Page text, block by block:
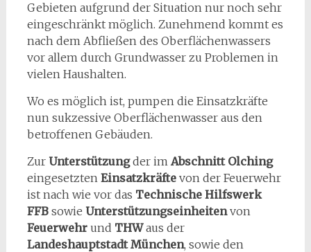
Gebieten aufgrund der Situation nur noch sehr
eingeschränkt möglich. Zunehmend kommt es
nach dem Abfließen des Oberflächenwassers
vor allem durch Grundwasser zu Problemen in
vielen Haushalten.
Wo es möglich ist, pumpen die Einsatzkräfte
nun sukzessive Oberflächenwasser aus den
betroffenen Gebäuden.
Zur Unterstützungder im Abschnitt Olching
eingesetzten Einsatzkräftevon der Feuerwehr
ist nach wie vor das Technische Hilfswerk
FFBsowie Unterstützungseinheitenvon
Feuerwehrund THWaus der
Landeshauptstadt München, sowie den